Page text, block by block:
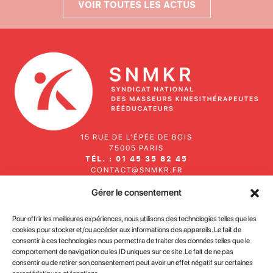
Gérer le consentement
Pour offrir les meilleures expériences, nous utilisons des technologies telles que les
cookies pour stocker et/ou accéder aux informations des appareils. Le fait de
consentir à ces technologies nous permettra de traiter des données telles que le
comportement de navigation ou les ID uniques sur ce site. Le fait de ne pas
consentir ou de retirer son consentement peut avoir un effet négatif sur certaines
VOIR TOUTES LES ACTUS
15 RUE DE L'ÉPÉE DE BOIS
75005 PARIS
TÉL. : 01 45 35 82 45
CONTACT@SNMKR.FR